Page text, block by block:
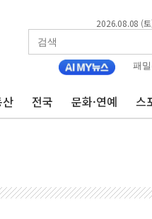
2026.08.08 (
패
전국 문화·연예 스
대'
맞설 자체 억지력 강화